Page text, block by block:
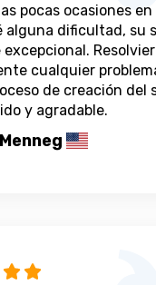
pocas ocasiones
alguna dificultad, su
cualquier
de creación del
y agradable.